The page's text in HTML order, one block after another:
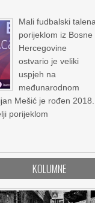
Mali fudbalski
porijeklom iz Bosne
Hercegovine
ostvario je veliki
uspjeh na
međunarodnom
Mešić je rođen 2018.
porijeklom
KOLUMNE